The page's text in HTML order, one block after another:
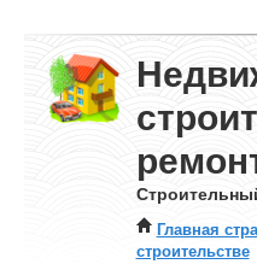
Главная
строительстве